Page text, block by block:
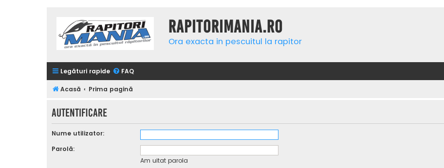
Rapitorimania.ro
Ora exacta in pescuitul la rapitor
Legături rapide FAQ
Acasă Prima pagină
Autentificare
Nume utilizator:
Parolă:
Am uitat parola